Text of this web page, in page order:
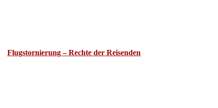
Flugstornierung – Rechte der Reisenden